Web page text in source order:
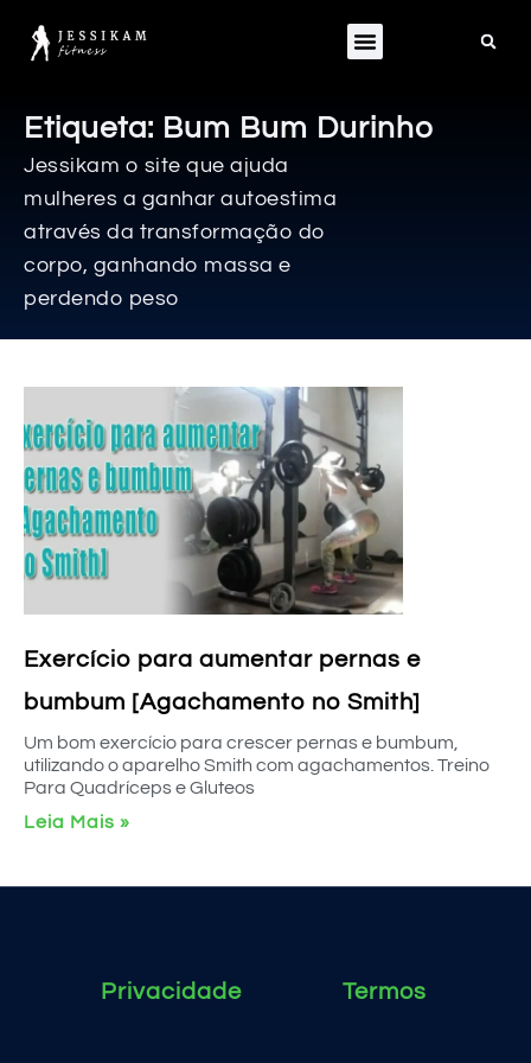
Etiqueta: Bum Bum Durinho
Jessikam o site que ajuda
mulheres a ganhar autoestima
através da transformação do
corpo, ganhando massa e
perdendo peso
Exercício para aumentar pernas e
bumbum [Agachamento no Smith]
Um bom exercício para crescer pernas e bumbum,
utilizando o aparelho Smith com agachamentos. Treino
Para Quadríceps e Gluteos
Leia Mais »
Privacidade Termos